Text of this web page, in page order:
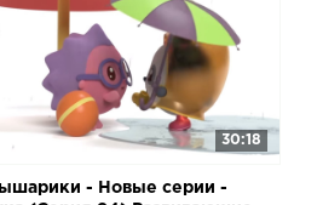
30:18
- Новые серии -